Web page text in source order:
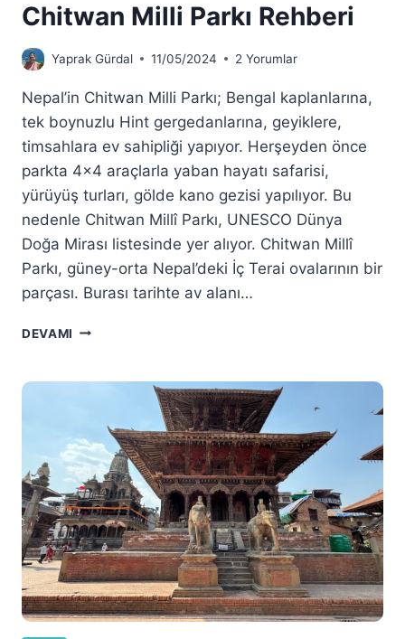
Chitwan Milli Parkı Rehberi
Yaprak Gürdal 11/05/2024 2 Yorumlar
Nepal’in Chitwan Milli Parkı; Bengal kaplanlarına,
tek boynuzlu Hint gergedanlarına, geyiklere,
timsahlara ev sahipliği yapıyor. Herşeyden önce
parkta 4×4 araçlarla yaban hayatı safarisi,
yürüyüş turları, gölde kano gezisi yapılıyor. Bu
nedenle Chitwan Millî Parkı, UNESCO Dünya
Doğa Mirası listesinde yer alıyor. Chitwan Millî
Parkı, güney-orta Nepal’deki İç Terai ovalarının bir
parçası. Burası tarihte av alanı…
DEVAMI CHITWAN
REHBERI